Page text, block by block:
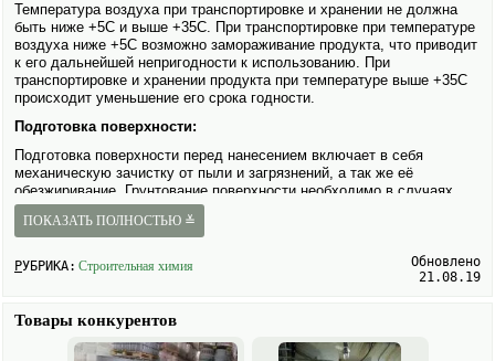
Температура воздуха при транспортировке и хранении не должна
быть ниже +5С и выше +35С. При транспортировке при температуре
воздуха ниже +5С возможно замораживание продукта, что приводит
к его дальнейшей непригодности к исполь­зованию. При
транспортировке и хранении продукта при температуре выше +35С
происходит уменьшение его срока годности.
Подготовка поверхности:
Подготовка поверхности перед нанесением включает в себя
механическую зачистку от пыли и загрязнений, а так же её
обезжиривание. Грунтование поверхности необходимо в случаях
если нанесение происходит на гигроскопичные кристаллические
поверхности (цементно-песчаная штукатурка, бетон, кирпич и т.п.)
необходимо проводить с исполь­зованием качественного акрилового
грунта. Если нанесение происходит при температуре поверхности от
разбавленным на 20% до состояния молока.
Допустимая толщина каждого слоя:
ПОКАЗАТЬ ПОЛНОСТЬЮ ≚
РУБРИКА: Строительная химия
Обновлено
21.08.19
Товары конкурентов